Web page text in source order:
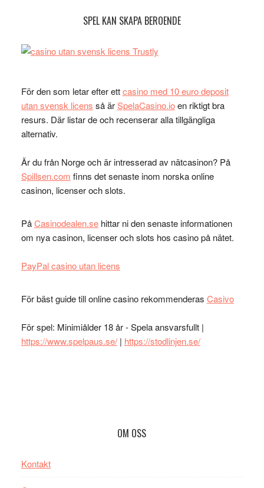
SPEL KAN SKAPA BEROENDE
För den som letar efter ettcasino med 10 euro deposit
utan svensk licens så ärSpelaCasino.ioen riktigt bra
resurs. Där listar de och recenserar alla tillgängliga
alternativ.
Är du från Norge och är intresserad av nätcasinon? På
Spillsen.com finns det senaste inom norska online
casinon, licenser och slots.
PåCasinodealen.sehittar ni den senaste informationen
om nya casinon, licenser och slots hos casino på nätet.
PayPal casino utan licens
För bäst guide till online casino rekommenderas Casivo
För spel: Minimiålder 18 år - Spela ansvarsfullt |
https://www.spelpaus.se/| https://stodlinjen.se/
OM OSS
Kontakt